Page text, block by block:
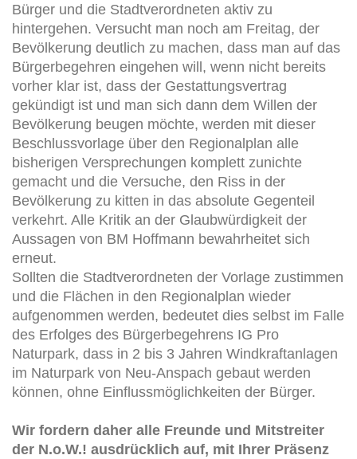
Bürger und die Stadtverordneten aktiv zu
hintergehen. Versucht man noch am Freitag, der
Bevölkerung deutlich zu machen, dass man auf das
Bürgerbegehren eingehen will, wenn nicht bereits
vorher klar ist, dass der Gestattungsvertrag
gekündigt ist und man sich dann dem Willen der
Bevölkerung beugen möchte, werden mit dieser
Beschlussvorlage über den Regionalplan alle
bisherigen Versprechungen komplett zunichte
gemacht und die Versuche, den Riss in der
Bevölkerung zu kitten in das absolute Gegenteil
verkehrt. Alle Kritik an der Glaubwürdigkeit der
Aussagen von BM Hoffmann bewahrheitet sich
erneut.
Sollten die Stadtverordneten der Vorlage zustimmen
und die Flächen in den Regionalplan wieder
aufgenommen werden, bedeutet dies selbst im Falle
des Erfolges des Bürgerbegehrens IG Pro
Naturpark, dass in 2 bis 3 Jahren Windkraftanlagen
im Naturpark von Neu-Anspach gebaut werden
können, ohne Einflussmöglichkeiten der Bürger.
Wir fordern daher alle Freunde und Mitstreiter
der N.o.W.! ausdrücklich auf, mit Ihrer Präsenz